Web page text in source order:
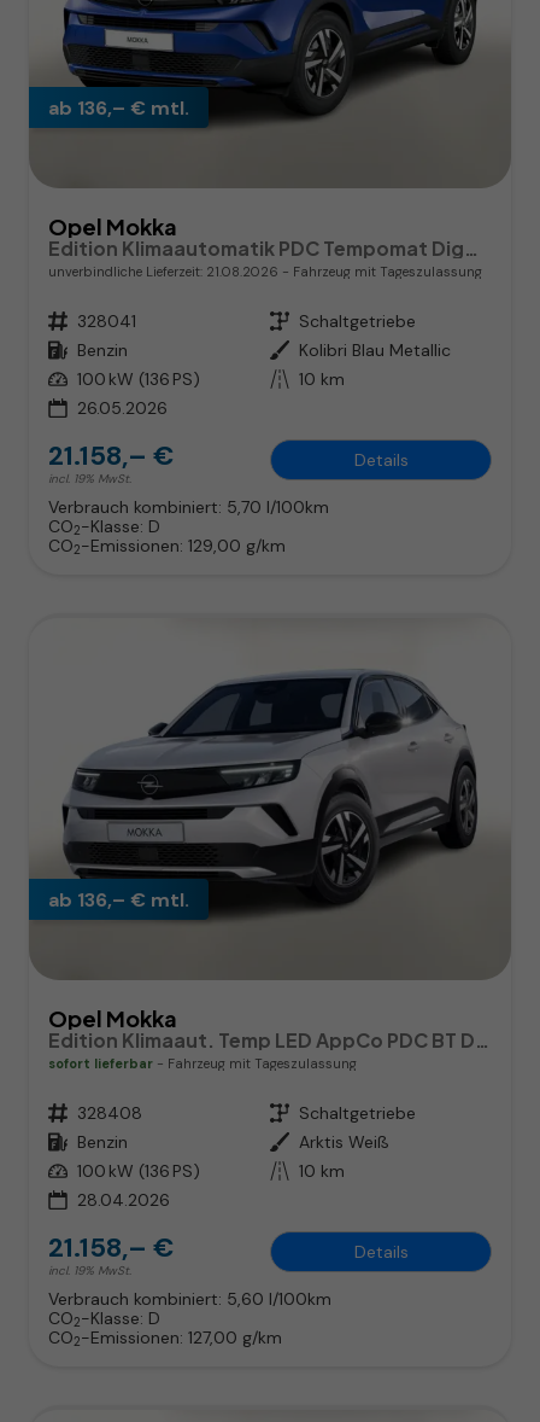
ab 136,– € mtl.
Opel Mokka
unverbindliche Lieferzeit: 21.08.2026 Fahrzeug mit Tageszulassung
Fahrzeugnr. 328041 Getriebe Schaltgetriebe
Kraftstoff Benzin Außenfarbe Kolibri Blau Metallic
Leistung 100 kW (136 PS) Kilometerstand 10 km
26.05.2026
21.158,– €
incl. 19% MwSt.
Details
Verbrauch kombiniert: 5,70 l/100km
CO2-Klasse: D
CO2-Emissionen: 129,00 g/km
ab 136,– € mtl.
Opel Mokka
sofort lieferbar Fahrzeug mit Tageszulassung
Fahrzeugnr. 328408 Getriebe Schaltgetriebe
Kraftstoff Benzin Außenfarbe Arktis Weiß
Leistung 100 kW (136 PS) Kilometerstand 10 km
28.04.2026
21.158,– €
incl. 19% MwSt.
Details
Verbrauch kombiniert: 5,60 l/100km
CO2-Klasse: D
CO2-Emissionen: 127,00 g/km